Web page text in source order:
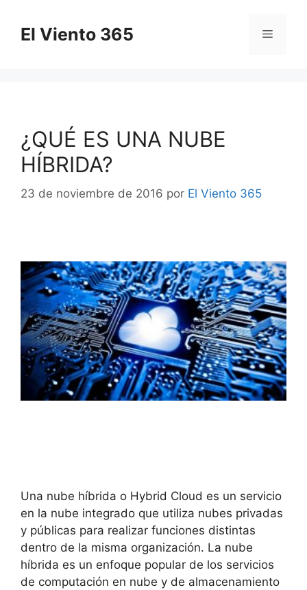
contenido
El Viento 365 Menú
¿QUÉ ES UNA NUBE
HÍBRIDA?
23 de noviembre de 2016 por El Viento 365
Una nube híbrida o Hybrid Cloud es un servicio
en la nube integrado que utiliza nubes privadas
y públicas para realizar funciones distintas
dentro de la misma organización. La nube
híbrida es un enfoque popular de los servicios
de computación en nube y de almacenamiento